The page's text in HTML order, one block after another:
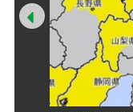
Prev